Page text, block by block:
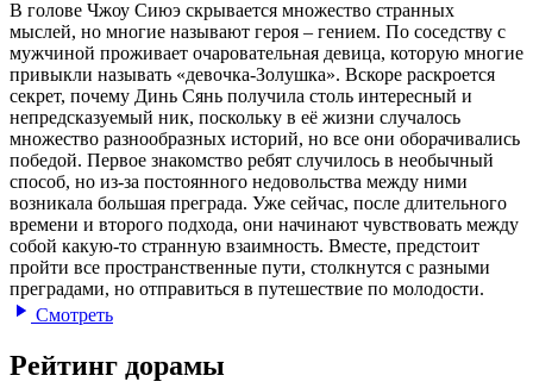
В голове Чжоу Сиюэ скрывается множество странных
мыслей, но многие называют героя – гением. По соседству с
мужчиной проживает очаровательная девица, которую многие
привыкли называть «девочка-Золушка». Вскоре раскроется
секрет, почему Динь Сянь получила столь интересный и
непредсказуемый ник, поскольку в её жизни случалось
множество разнообразных историй, но все они оборачивались
победой. Первое знакомство ребят случилось в необычный
способ, но из-за постоянного недовольства между ними
возникала большая преграда. Уже сейчас, после длительного
времени и второго подхода, они начинают чувствовать между
собой какую-то странную взаимность. Вместе, предстоит
пройти все пространственные пути, столкнутся с разными
преградами, но отправиться в путешествие по молодости.
Смотреть
Рейтинг дорамы